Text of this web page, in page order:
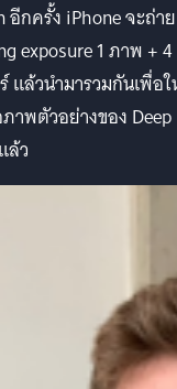
อีกครั้ง iPhone จะถ่าย
exposure 1 ภาพ + 4
ล้วนำมารวมกันเพื่อ
พตัวอย่างของ Deep
ล้ว